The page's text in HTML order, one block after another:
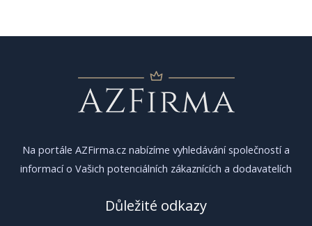
Na portále AZFirma.cz nabízíme vyhledávání společností a
informací o Vašich potenciálních zákaznících a dodavatelích
Důležité odkazy